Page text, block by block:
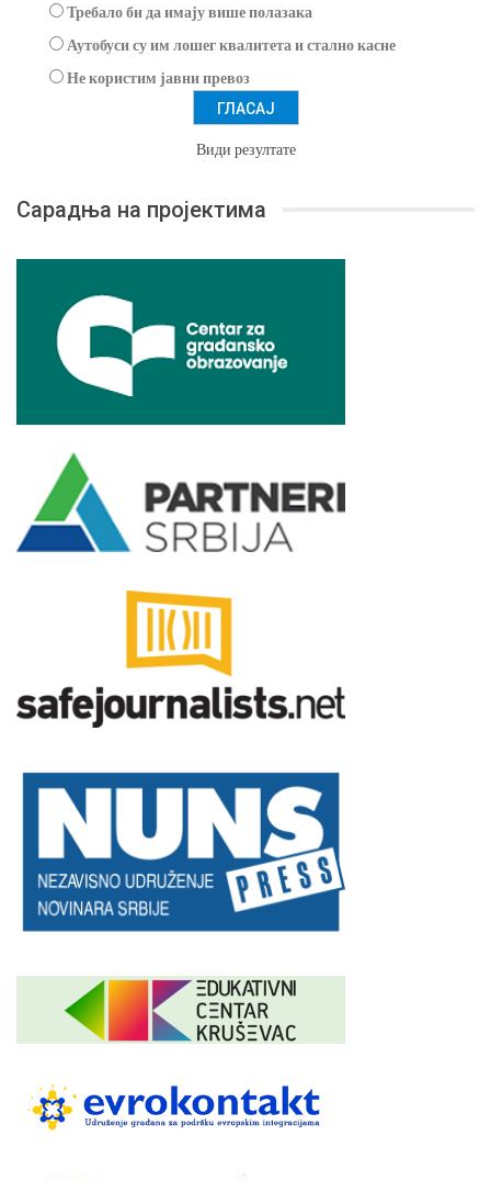
Требало би да имају више полазака
Аутобуси су им лошег квалитета и стално касне
Не користим јавни превоз
Види резултате
Сарадња на пројектима